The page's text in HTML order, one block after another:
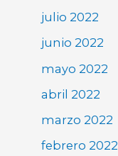
julio 2022
junio 2022
mayo 2022
abril 2022
marzo 2022
febrero 2022